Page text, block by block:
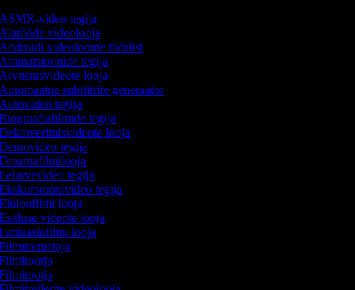
video tegija
videolooja
videoloome tööriist
tegija
looja
subtiitrite generaator
tegija
tegija
looja
tegija
tegija
tegija
looja
videote looja
looja